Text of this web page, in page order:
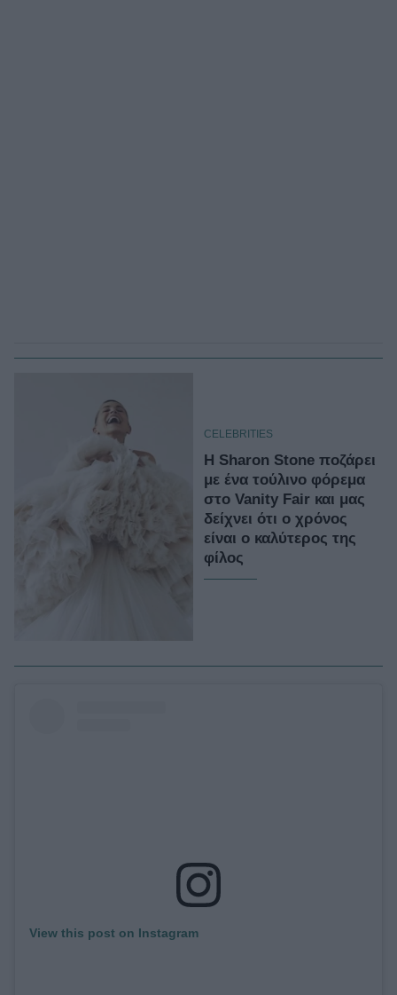
CELEBRITIES
H Sharon Stone ποζάρει
με ένα τούλινο φόρεμα
στο Vanity Fair και μας
δείχνει ότι ο χρόνος
είναι ο καλύτερος της
φίλος
View this post on Instagram